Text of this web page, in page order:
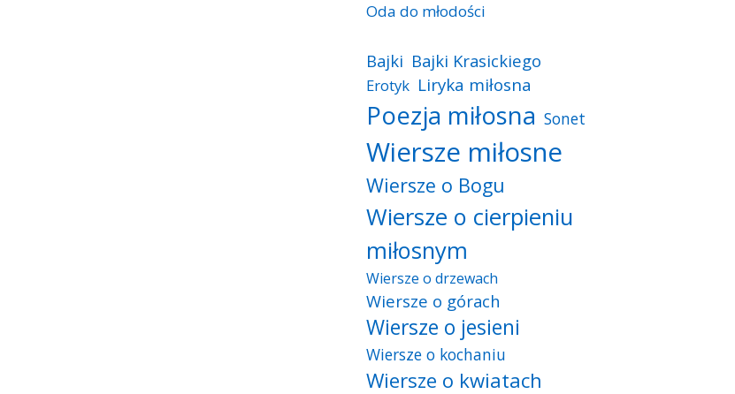
Oda do młodości
Bajki Bajki Krasickiego
Erotyk Liryka miłosna
Poezja miłosna Sonet
Wiersze miłosne
Wiersze o Bogu
Wiersze o cierpieniu
miłosnym
Wiersze o drzewach
Wiersze o górach
Wiersze o jesieni
Wiersze o kochaniu
Wiersze o kwiatach